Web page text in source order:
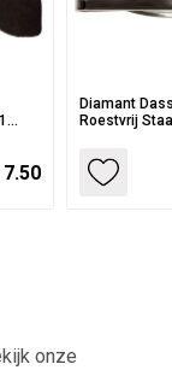
7.50
Diamant
Roestvrij
onze